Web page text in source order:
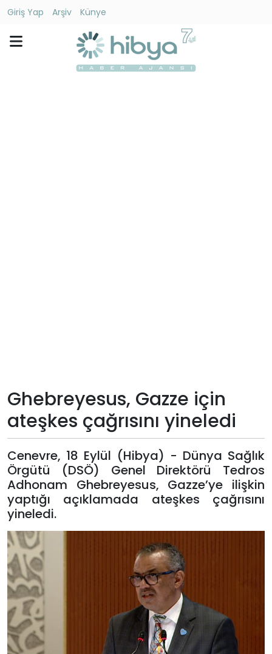
Giriş Yap Arşiv
Künye
Künye
Giriş
Yap
Ghebreyesus, Gazze için
ateşkes çağrısını yineledi
Cenevre, 18 Eylül (Hibya) - Dünya Sağlık
Örgütü (DSÖ) Genel Direktörü Tedros
Adhonam Ghebreyesus, Gazze’ye ilişkin
yaptığı açıklamada ateşkes çağrısını
yineledi.